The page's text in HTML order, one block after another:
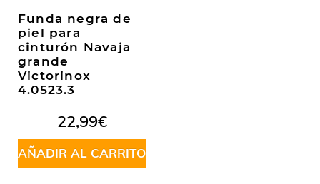
Funda negra de
piel para
cinturón Navaja
grande
Victorinox
4.0523.3
22,99€
AÑADIR AL CARRITO